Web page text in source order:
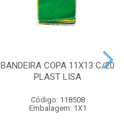
BANDEIRA COPA 11X13 C/20
PLAST LISA
Código: 118508
Embalagem: 1X1